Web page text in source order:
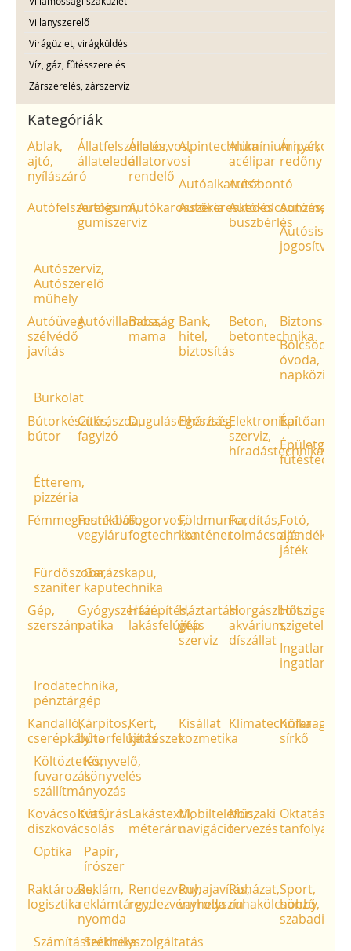
Villanyszerelő
Virágüzlet, virágküldés
Víz, gáz, fűtésszerelés
Zárszerelés, zárszerviz
Kategóriák
Ablak,
ajtó,
nyílászáró
Állatfelszerelés,
állateledel
Állatorvos,
állatorvosi
rendelő
AlpintechnikaAlumíniumipar,
acélipar
Árnyékolás,
redőny
AutóalkatrészAutóbontó
Autófelszerelés
Autógumi,
gumiszerviz
AutókarosszériaAutókereskedésAutókölcsönzés,
buszbérlés
Autómentő
Autósiskola,
jogosítvány
Autószerviz,
Autószerelő
műhely
Autóüveg,
szélvédő
javítás
Autóvillamosság
Baba,
mama
Bank,
hitel,
biztosítás
Beton,
betontechnika
Bölcsöde,
óvoda,
napközi
Burkolat
Bútorkészítés,
bútor
Cukrászda,
fagyizó
Duguláselhárítás
EgészségElektronikai
szerviz,
híradástechnika
Építőanyag
Étterem,
pizzéria
Fémmegmunkálás
Festékbolt,
vegyiáru
Fogorvos,
fogtechnika
Földmunka,
konténer
Fordítás,
tolmácsolás
Fotó,
ajándék,
játék
Fürdőszoba,
szaniter
Garázskapu,
kaputechnika
Gép,
szerszám
Gyógyszertár,
patika
Házépítés,
lakásfelújítás
Háztartási
gép
szerviz
Horgászbolt,
akvárium,
díszállat
szigetelés
Ingatlan,
Irodatechnika,
pénztárgép
Kandalló,
cserépkályha
Kárpitos,
bútorfelújítás
Kert,
kertészet
Kisállat
kozmetika
Klímatechnika
Kőfaragó,
sírkő
Költöztetés,
fuvarozás,
szállítmányozás
Könyvelő,
könyvelés
Kovácsoltvas,
diszkovácsolás
KútfúrásLakástextil,
méteráru
Mobiltelefon,
navigáció
Műszaki
tervezés
Oktatás,
tanfolyam
Optika
Papír,
írószer
Raktározás,
logisztika
Reklám,
reklámtárgy,
nyomda
Rendezvény,
rendezvényhelyszín
Ruhajavítás,
varroda
Ruházat,
ruhakölcsönző
Sport,
hobby,
szabadidő
SzámítástechnikaSzékhelyszolgáltatás